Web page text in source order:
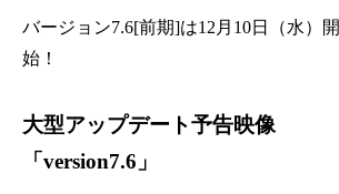
バージョン7.6[前期]は12月10日（水）開
始！
大型アップデート予告映像
「version7.6」